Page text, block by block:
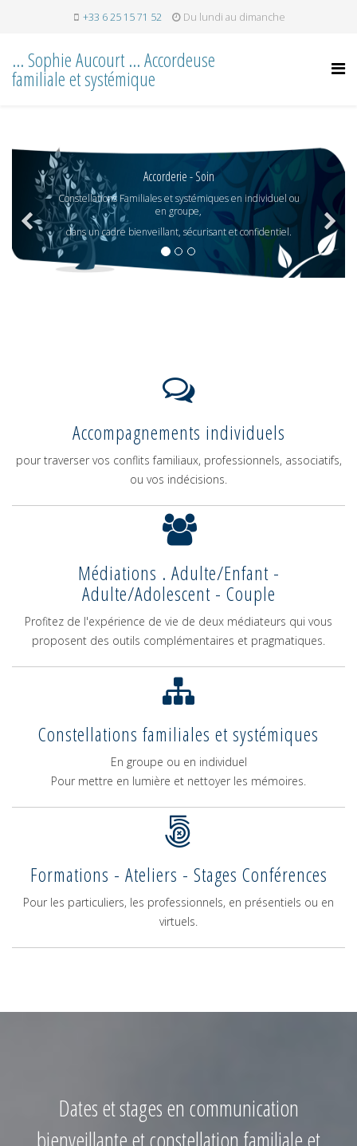
+33 6 25 15 71 52 Du lundi au dimanche
... Sophie Aucourt ... Accordeuse
familiale et systémique
Accorderie - Soin
Constellations Familiales et systémiques en individuel ou
en groupe,
dans un cadre bienveillant, sécurisant et confidentiel.
Accompagnements individuels
pour traverser vos conflits familiaux, professionnels, associatifs,
ou vos indécisions.
Médiations . Adulte/Enfant -
Adulte/Adolescent - Couple
Profitez de l'expérience de vie de deux médiateurs qui vous
proposent des outils complémentaires et pragmatiques.
Constellations familiales et systémiques
En groupe ou en individuel
Pour mettre en lumière et nettoyer les mémoires.
Formations - Ateliers - Stages Conférences
Pour les particuliers, les professionnels, en présentiels ou en
virtuels.
Dates et stages en communication
bienveillante et constellation familiale et